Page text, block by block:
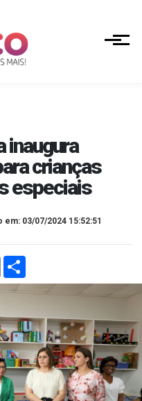
inaugura
crianças
especiais
em: 03/07/2024 15:52:51
Email